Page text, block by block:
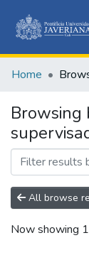
Home
Browsing
All browse
Now showing